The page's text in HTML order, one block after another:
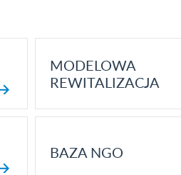
MODELOWA
REWITALIZACJA
BAZA NGO